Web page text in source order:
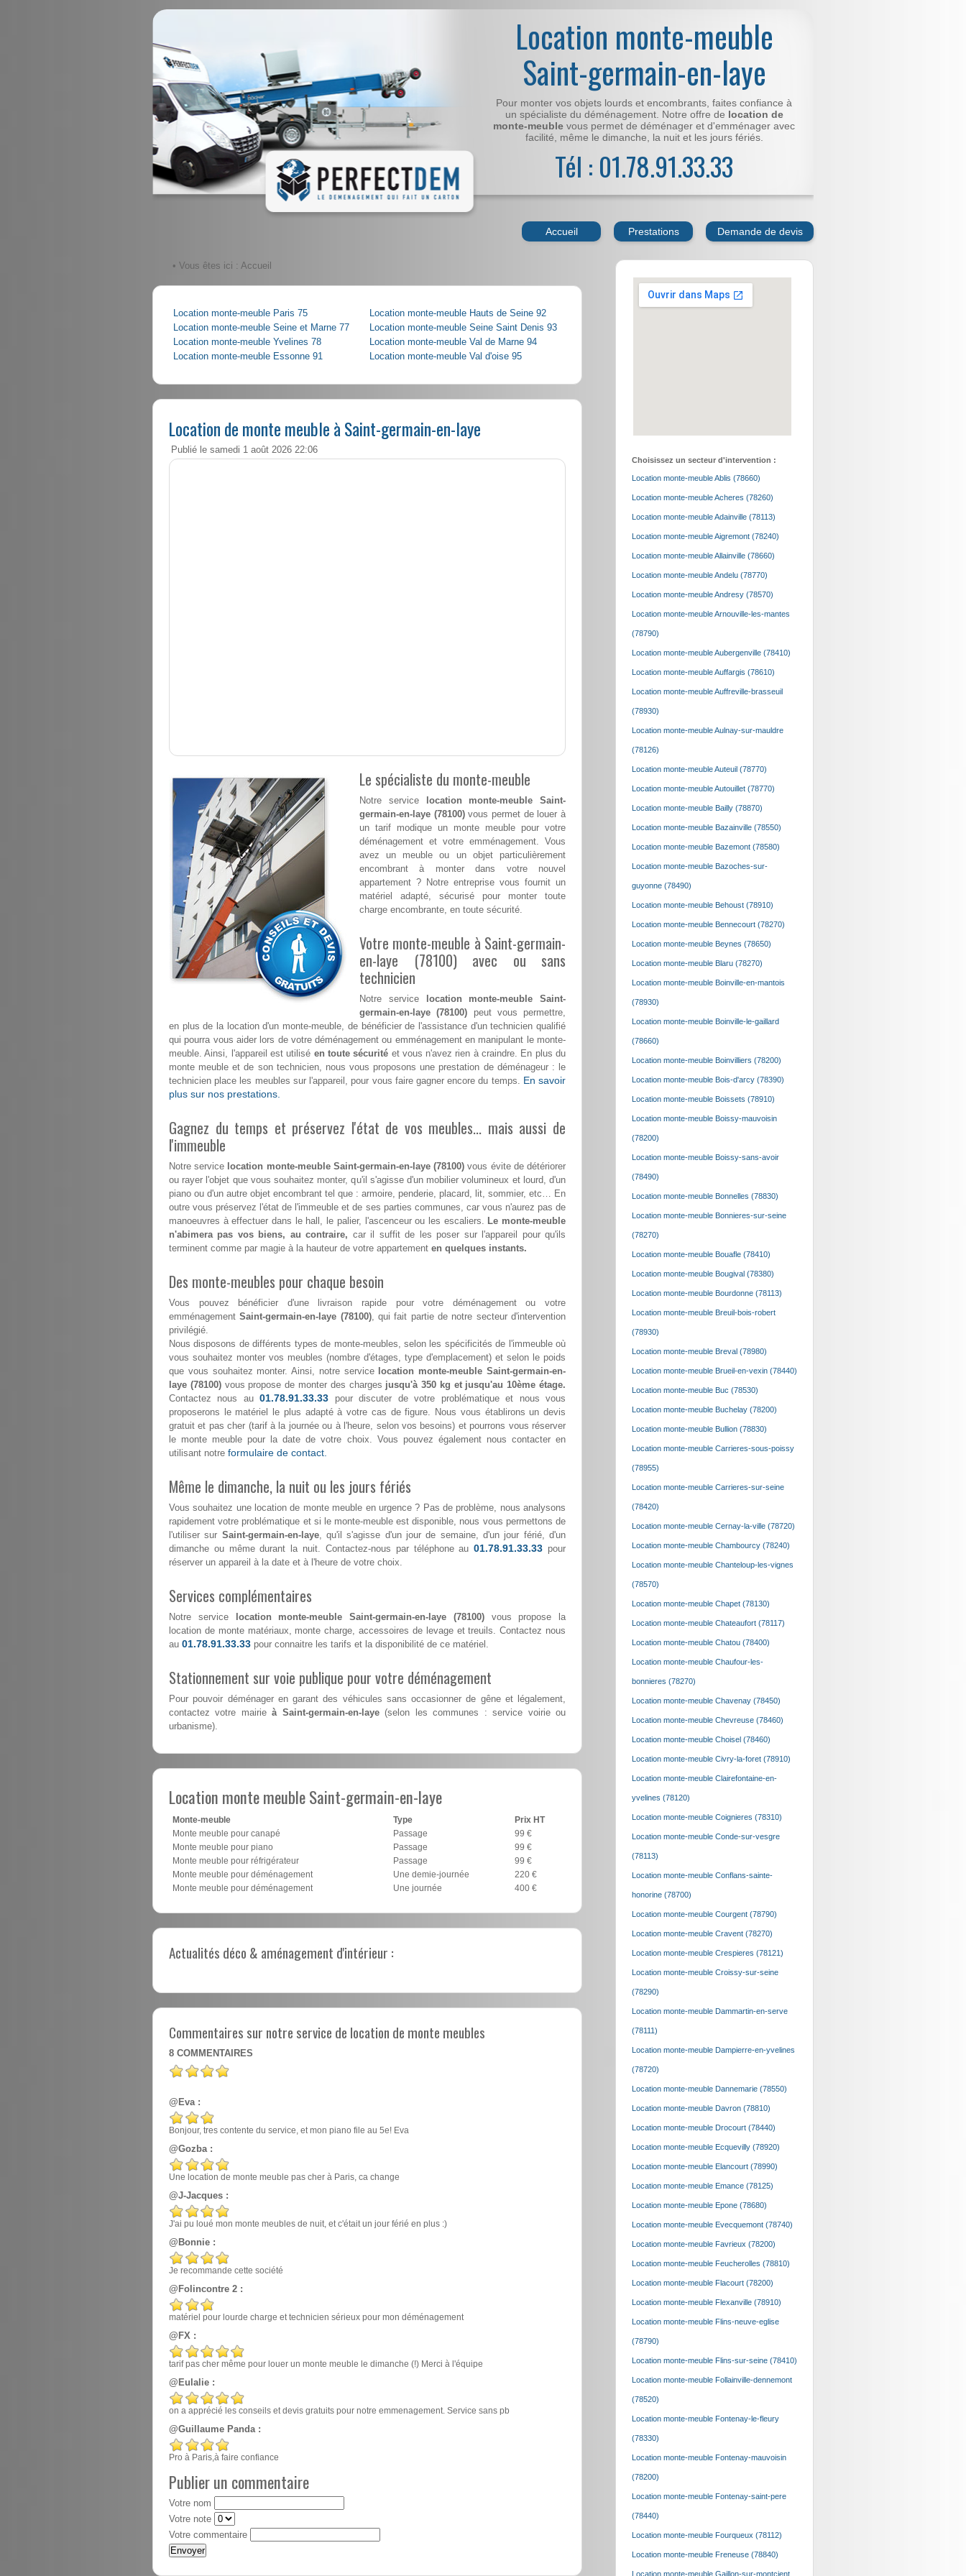
Location monte-meuble
Saint-germain-en-laye
Pour monter vos objets lourds et encombrants, faites confiance à
un spécialiste du déménagement. Notre offre de location de
monte-meuble vous permet de déménager et d'emménager avec
facilité, même le dimanche, la nuit et les jours fériés.
Tél : 01.78.91.33.33
Accueil Prestations Demande de devis
• Vous êtes ici : Accueil
Location monte-meuble Paris 75
Location monte-meuble Seine et Marne 77
Location monte-meuble Yvelines 78
Location monte-meuble Essonne 91
Location monte-meuble Hauts de Seine 92
Location monte-meuble Seine Saint Denis 93
Location monte-meuble Val de Marne 94
Location monte-meuble Val d'oise 95
Location de monte meuble à Saint-germain-en-laye
Publié le samedi 1 août 2026 22:06
Le spécialiste du monte-meuble
Notre service
location monte-meuble Saint-
germain-en-laye (78100)vous permet de louer à
un tarif modique un monte meuble pour votre
déménagement et votre emménagement. Vous
avez un meuble ou un objet particulièrement
encombrant à monter dans votre nouvel
appartement ? Notre entreprise vous fournit un
matériel adapté, sécurisé pour monter toute
charge encombrante, en toute sécurité.
Votre monte-meuble à Saint-germain-
en-laye (78100) avec ou sans
technicien
Notre service
location monte-meuble Saint-
germain-en-laye (78100) peut vous permettre,
en plus de la location d'un monte-meuble, de bénéficier de l'assistance d'un technicien qualifié
qui pourra vous aider lors de votre déménagement ou emménagement en manipulant le monte-
meuble. Ainsi, l'appareil est utilisé en toute sécurité et vous n'avez rien à craindre. En plus du
monte meuble et de son technicien, nous vous proposons une prestation de déménageur : le
technicien place les meubles sur l'appareil, pour vous faire gagner encore du temps. En savoir
plus sur nos prestations.
Gagnez du temps et préservez l'état de vos meubles... mais aussi de
l'immeuble
Notre service location monte-meuble Saint-germain-en-laye (78100) vous évite de détériorer
ou rayer l'objet que vous souhaitez monter, qu'il s'agisse d'un mobilier volumineux et lourd, d'un
piano ou d'un autre objet encombrant tel que : armoire, penderie, placard, lit, sommier, etc… En
outre vous préservez l'état de l'immeuble et de ses parties communes, car vous n'aurez pas de
manoeuvres à effectuer dans le hall, le palier, l'ascenceur ou les escaliers. Le monte-meuble
n'abimera pas vos biens, au contraire, car il suffit de les poser sur l'appareil pour qu'ils
terminent comme par magie à la hauteur de votre appartement en quelques instants.
Des monte-meubles pour chaque besoin
Vous pouvez bénéficier d'une livraison rapide pour votre déménagement ou votre
emménagementSaint-germain-en-laye (78100), qui fait partie de notre secteur d'intervention
privilégié.
Nous disposons de différents types de monte-meubles, selon les spécificités de l'immeuble où
vous souhaitez monter vos meubles (nombre d'étages, type d'emplacement) et selon le poids
que vous souhaitez monter. Ainsi, notre service location monte-meuble Saint-germain-en-
laye (78100)vous propose de monter des charges jusqu'à 350 kg et jusqu'au 10ème étage.
Contactez nous au01.78.91.33.33 pour discuter de votre problématique et nous vous
proposerons le matériel le plus adapté à votre cas de figure. Nous vous établirons un devis
gratuit et pas cher (tarif à la journée ou à l'heure, selon vos besoins) et pourrons vous réserver
le monte meuble pour la date de votre choix. Vous pouvez également nous contacter en
utilisant notre formulaire de contact.
Même le dimanche, la nuit ou les jours fériés
Vous souhaitez une location de monte meuble en urgence ? Pas de problème, nous analysons
rapidement votre problématique et si le monte-meuble est disponible, nous vous permettons de
l'utiliser sur Saint-germain-en-laye, qu'il s'agisse d'un jour de semaine, d'un jour férié, d'un
dimanche ou même durant la nuit. Contactez-nous par téléphone au01.78.91.33.33 pour
réserver un appareil à la date et à l'heure de votre choix.
Services complémentaires
Notre service location monte-meuble Saint-germain-en-laye (78100)vous propose la
location de monte matériaux, monte charge, accessoires de levage et treuils. Contactez nous
au 01.78.91.33.33 pour connaitre les tarifs et la disponibilité de ce matériel.
Stationnement sur voie publique pour votre déménagement
Pour pouvoir déménager en garant des véhicules sans occasionner de gêne et légalement,
contactez votre mairieà Saint-germain-en-laye(selon les communes : service voirie ou
urbanisme).
Location monte meuble Saint-germain-en-laye
Monte-meuble Type
Prix HT
Monte meuble pour canapé
Passage
99 €
Monte meuble pour piano
Passage
99 €
Monte meuble pour réfrigérateur
Passage
99 €
Monte meuble pour déménagement
Une demie-journée
220 €
Monte meuble pour déménagement
Une journée 400 €
Actualités déco & aménagement d'intérieur :
Commentaires sur notre service de location de monte meubles
8 COMMENTAIRES
@Eva :
Bonjour, tres contente du service, et mon piano file au 5e! Eva
@Gozba :
Une location de monte meuble pas cher à Paris, ca change
@J-Jacques :
J'ai pu loué mon monte meubles de nuit, et c'était un jour férié en plus :)
@Bonnie :
Je recommande cette société
@Folincontre 2 :
matériel pour lourde charge et technicien sérieux pour mon déménagement
@FX :
tarif pas cher même pour louer un monte meuble le dimanche (!) Merci à l'équipe
@Eulalie :
on a apprécié les conseils et devis gratuits pour notre emmenagement. Service sans pb
@Guillaume Panda :
Pro à Paris,à faire confiance
Publier un commentaire
Votre nom
Votre note
Votre commentaire
Choisissez un secteur d'intervention :
Location monte-meuble Ablis (78660)
Location monte-meuble Acheres (78260)
Location monte-meuble Adainville (78113)
Location monte-meuble Aigremont (78240)
Location monte-meuble Allainville (78660)
Location monte-meuble Andelu (78770)
Location monte-meuble Andresy (78570)
Location monte-meuble Arnouville-les-mantes
(78790)
Location monte-meuble Aubergenville (78410)
Location monte-meuble Auffargis (78610)
Location monte-meuble Auffreville-brasseuil
(78930)
Location monte-meuble Aulnay-sur-mauldre
(78126)
Location monte-meuble Auteuil (78770)
Location monte-meuble Autouillet (78770)
Location monte-meuble Bailly (78870)
Location monte-meuble Bazainville (78550)
Location monte-meuble Bazemont (78580)
Location monte-meuble Bazoches-sur-
guyonne (78490)
Location monte-meuble Behoust (78910)
Location monte-meuble Bennecourt (78270)
Location monte-meuble Beynes (78650)
Location monte-meuble Blaru (78270)
Location monte-meuble Boinville-en-mantois
(78930)
Location monte-meuble Boinville-le-gaillard
(78660)
Location monte-meuble Boinvilliers (78200)
Location monte-meuble Bois-d'arcy (78390)
Location monte-meuble Boissets (78910)
Location monte-meuble Boissy-mauvoisin
(78200)
Location monte-meuble Boissy-sans-avoir
(78490)
Location monte-meuble Bonnelles (78830)
Location monte-meuble Bonnieres-sur-seine
(78270)
Location monte-meuble Bouafle (78410)
Location monte-meuble Bougival (78380)
Location monte-meuble Bourdonne (78113)
Location monte-meuble Breuil-bois-robert
(78930)
Location monte-meuble Breval (78980)
Location monte-meuble Brueil-en-vexin (78440)
Location monte-meuble Buc (78530)
Location monte-meuble Buchelay (78200)
Location monte-meuble Bullion (78830)
Location monte-meuble Carrieres-sous-poissy
(78955)
Location monte-meuble Carrieres-sur-seine
(78420)
Location monte-meuble Cernay-la-ville (78720)
Location monte-meuble Chambourcy (78240)
Location monte-meuble Chanteloup-les-vignes
(78570)
Location monte-meuble Chapet (78130)
Location monte-meuble Chateaufort (78117)
Location monte-meuble Chatou (78400)
Location monte-meuble Chaufour-les-
bonnieres (78270)
Location monte-meuble Chavenay (78450)
Location monte-meuble Chevreuse (78460)
Location monte-meuble Choisel (78460)
Location monte-meuble Civry-la-foret (78910)
Location monte-meuble Clairefontaine-en-
yvelines (78120)
Location monte-meuble Coignieres (78310)
Location monte-meuble Conde-sur-vesgre
(78113)
Location monte-meuble Conflans-sainte-
honorine (78700)
Location monte-meuble Courgent (78790)
Location monte-meuble Cravent (78270)
Location monte-meuble Crespieres (78121)
Location monte-meuble Croissy-sur-seine
(78290)
Location monte-meuble Dammartin-en-serve
(78111)
Location monte-meuble Dampierre-en-yvelines
(78720)
Location monte-meuble Dannemarie (78550)
Location monte-meuble Davron (78810)
Location monte-meuble Drocourt (78440)
Location monte-meuble Ecquevilly (78920)
Location monte-meuble Elancourt (78990)
Location monte-meuble Emance (78125)
Location monte-meuble Epone (78680)
Location monte-meuble Evecquemont (78740)
Location monte-meuble Favrieux (78200)
Location monte-meuble Feucherolles (78810)
Location monte-meuble Flacourt (78200)
Location monte-meuble Flexanville (78910)
Location monte-meuble Flins-neuve-eglise
(78790)
Location monte-meuble Flins-sur-seine (78410)
Location monte-meuble Follainville-dennemont
(78520)
Location monte-meuble Fontenay-le-fleury
(78330)
Location monte-meuble Fontenay-mauvoisin
(78200)
Location monte-meuble Fontenay-saint-pere
(78440)
Location monte-meuble Fourqueux (78112)
Location monte-meuble Freneuse (78840)
Location monte-meuble Gaillon-sur-montcient